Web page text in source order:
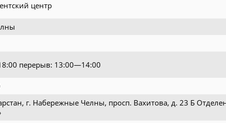
центр
перерыв: 13:00—14:00
г. Набережные Челны, просп. Вахитова, д. 23 Б